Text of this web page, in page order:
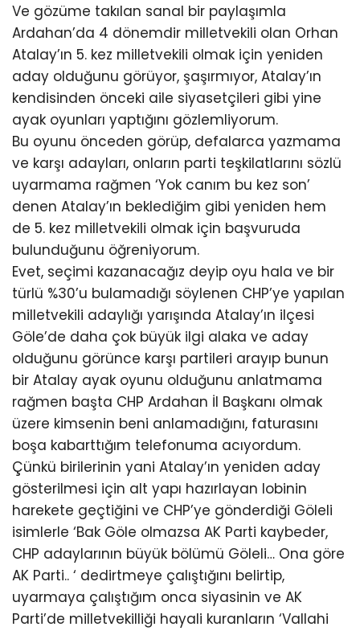
Ve gözüme takılan sanal bir paylaşımla
Ardahan’da 4 dönemdir milletvekili olan Orhan
Atalay’ın 5. kez milletvekili olmak için yeniden
aday olduğunu görüyor, şaşırmıyor, Atalay’ın
kendisinden önceki aile siyasetçileri gibi yine
ayak oyunları yaptığını gözlemliyorum.
Bu oyunu önceden görüp, defalarca yazmama
ve karşı adayları, onların parti teşkilatlarını sözlü
uyarmama rağmen ‘Yok canım bu kez son’
denen Atalay’ın beklediğim gibi yeniden hem
de 5. kez milletvekili olmak için başvuruda
bulunduğunu öğreniyorum.
Evet, seçimi kazanacağız deyip oyu hala ve bir
türlü %30’u bulamadığı söylenen CHP’ye yapılan
milletvekili adaylığı yarışında Atalay’ın ilçesi
Göle’de daha çok büyük ilgi alaka ve aday
olduğunu görünce karşı partileri arayıp bunun
bir Atalay ayak oyunu olduğunu anlatmama
rağmen başta CHP Ardahan İl Başkanı olmak
üzere kimsenin beni anlamadığını, faturasını
boşa kabarttığım telefonuma acıyordum.
Çünkü birilerinin yani Atalay’ın yeniden aday
gösterilmesi için alt yapı hazırlayan lobinin
harekete geçtiğini ve CHP’ye gönderdiği Göleli
isimlerle ‘Bak Göle olmazsa AK Parti kaybeder,
CHP adaylarının büyük bölümü Göleli… Ona göre
AK Parti.. ‘ dedirtmeye çalıştığını belirtip,
uyarmaya çalıştığım onca siyasinin ve AK
Parti’de milletvekilliği hayali kuranların ‘Vallahi